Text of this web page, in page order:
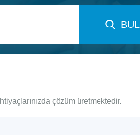
BUL
çözüm üretmektedir.